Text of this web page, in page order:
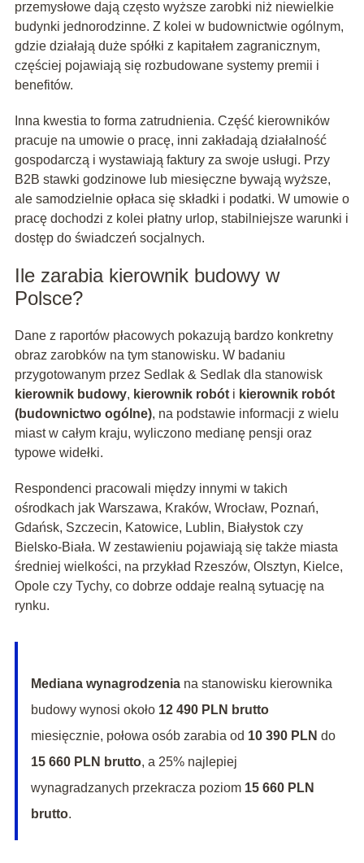
przemysłowe dają często wyższe zarobki niż niewielkie
budynki jednorodzinne. Z kolei w budownictwie ogólnym,
gdzie działają duże spółki z kapitałem zagranicznym,
częściej pojawiają się rozbudowane systemy premii i
benefitów.
Inna kwestia to forma zatrudnienia. Część kierowników
pracuje na umowie o pracę, inni zakładają działalność
gospodarczą i wystawiają faktury za swoje usługi. Przy
B2B stawki godzinowe lub miesięczne bywają wyższe,
ale samodzielnie opłaca się składki i podatki. W umowie o
pracę dochodzi z kolei płatny urlop, stabilniejsze warunki i
dostęp do świadczeń socjalnych.
Ile zarabia kierownik budowy w
Polsce?
Dane z raportów płacowych pokazują bardzo konkretny
obraz zarobków na tym stanowisku. W badaniu
przygotowanym przez Sedlak & Sedlak dla stanowisk
kierownik budowy, kierownik robóti kierownik robót
(budownictwo ogólne), na podstawie informacji z wielu
miast w całym kraju, wyliczono medianę pensji oraz
typowe widełki.
Respondenci pracowali między innymi w takich
ośrodkach jak Warszawa, Kraków, Wrocław, Poznań,
Gdańsk, Szczecin, Katowice, Lublin, Białystok czy
Bielsko-Biała. W zestawieniu pojawiają się także miasta
średniej wielkości, na przykład Rzeszów, Olsztyn, Kielce,
Opole czy Tychy, co dobrze oddaje realną sytuację na
rynku.
Mediana wynagrodzeniana stanowisku kierownika
budowy wynosi około 12 490 PLN brutto
miesięcznie, połowa osób zarabia od 10 390 PLN do
15 660 PLN brutto, a 25% najlepiej
wynagradzanych przekracza poziom 15 660 PLN
brutto.